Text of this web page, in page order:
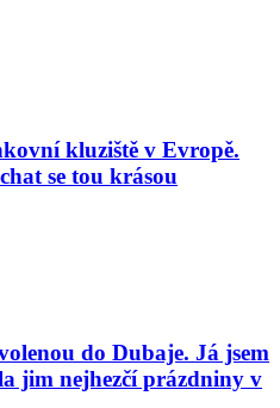
kluziště v Evropě.
se tou krásou
do Dubaje. Já jsem
jim nejhezčí prázdniny v